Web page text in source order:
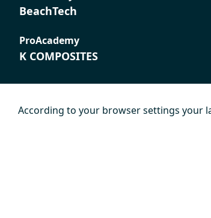
BeachTech
ProAcademy
K COMPOSITES
According to your browser settings your